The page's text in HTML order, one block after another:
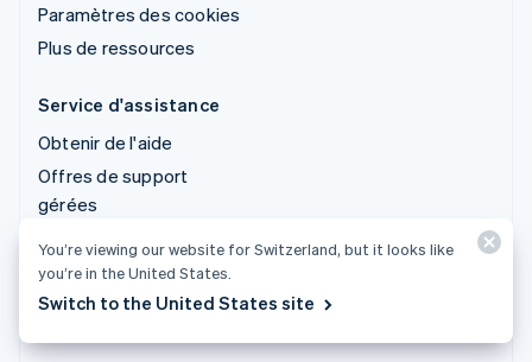
Paramètres des cookies
Plus de ressources
Service d'assistance
Obtenir de l'aide
Offres de support
gérées
© 2026 Stripe, LLC
You’re viewing our website for Switzerland, but it looks like
you’re in the United States.
Switch to the United States site